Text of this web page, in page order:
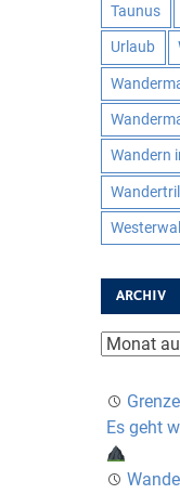
Taunus
Urlaub
Wandern
ARCHIV
Archiv
Es geht